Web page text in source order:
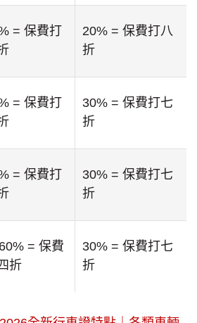
= 保費打
20% = 保費打八
折
= 保費打
30% = 保費打七
折
= 保費打
30% = 保費打七
折
= 保費
折
30% = 保費打七
折